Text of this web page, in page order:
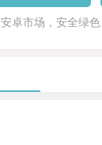
安卓市场，安全绿色